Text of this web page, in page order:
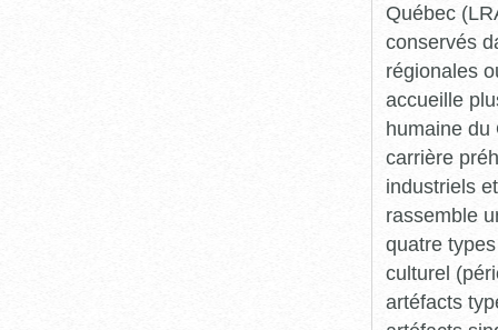
Québec
conservés
régionales
accueille
humaine du
carrière
industriels
rassemble
quatre
culturel
artéfacts